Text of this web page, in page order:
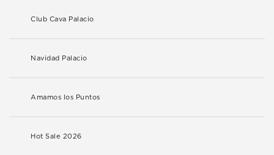
Club Cava Palacio
Navidad Palacio
Amamos los Puntos
Hot Sale 2026